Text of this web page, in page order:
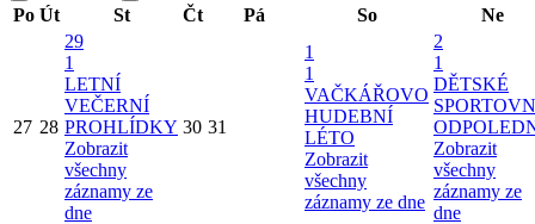
Po Út St Čt Pá So Ne
27 28
29
1
LETNÍ
VEČERNÍ
PROHLÍDKY
Zobrazit
všechny
záznamy ze
dne
30 31
1
1
VAČKÁŘOVO
HUDEBNÍ
LÉTO
Zobrazit
všechny
záznamy ze dne
2
1
DĚTSKÉ
Zobrazit
všechny
záznamy ze
dne